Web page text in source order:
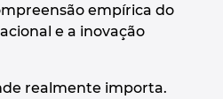
empírica do
e a inovação
realmente importa.